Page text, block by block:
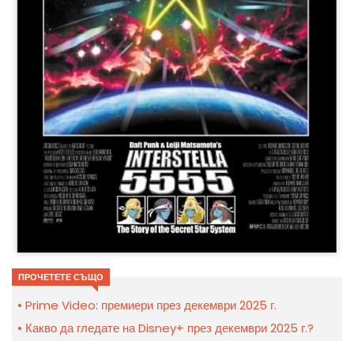
ПРОЧЕТЕТЕ СЪЩО
Prime Video: премиери през декември 2025 г.
Какво да гледате на Disney+ през декември 2025 г.?